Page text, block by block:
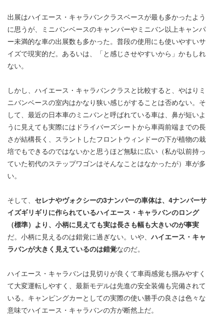
出展はハイエース・キャラバンクラスベースが最も多かったよう
に思うが、ミニバンベースのキャンパーやミニバン以上キャンパ
ー未満的な車の出展数も多かった。普段の使用にも使いやすいサ
イズで現実的だ。あるいは、「と感じさせやすいから」かもしれ
ない。
しかし、ハイエース・キャラバンクラスと比較すると、やはりミ
ニバンベースの室内はかなり狭い感じがすることは否めない。そ
して、最近の日本車のミニバンと呼ばれている車は、鼻が短いよ
うに見えても実際にはドライバーズシートから車両前端までの長
さが結構長く、スラントしたフロントウィンドーの下が植物の栽
培でもできるのではないかと思うほど無駄に広い（私が以前持っ
ていた初代のステップワゴンはそんなことはなかったが）車が多
い。
そして、 セレナやヴォクシーの3ナンバーの車体は、4ナンバーサ
イズギリギリに作られているハイエース・キャラバンのロング
（標準）より、小柄に見えても実は長さも幅も大きいのが事実
だ。小柄に見えるのは錯覚に過ぎない。いや、ハイエース・キャ
ラバンが大きく見えているのは錯覚なのだ。
ハイエース・キャラバンは見切りが良くて車両感覚も掴みやすく
て大変運転しやすく、最新モデルは先進の安全装備も完備されて
いる。キャンピングカーとしての実際の使い勝手の良さは色々な
意味でハイエース・キャラバンの方が断然上だ。